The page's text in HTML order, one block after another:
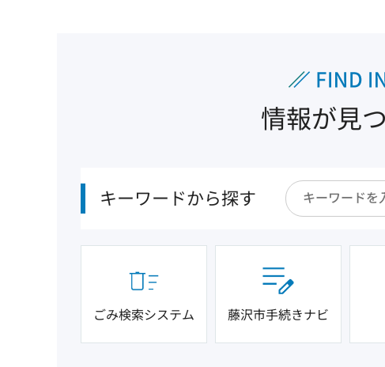
情報が見
キーワードから探す
ごみ検索システム 藤沢市手続きナビ